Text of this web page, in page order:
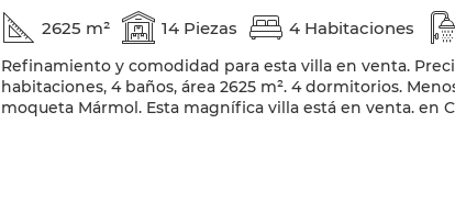
2625 m² 14 Piezas 4 Habitaciones
Refinamiento y comodidad para esta villa en venta.
habitaciones, 4 baños, área 2625 m². 4 dormitorios.
moqueta Mármol. Esta magnífica villa está en venta. en